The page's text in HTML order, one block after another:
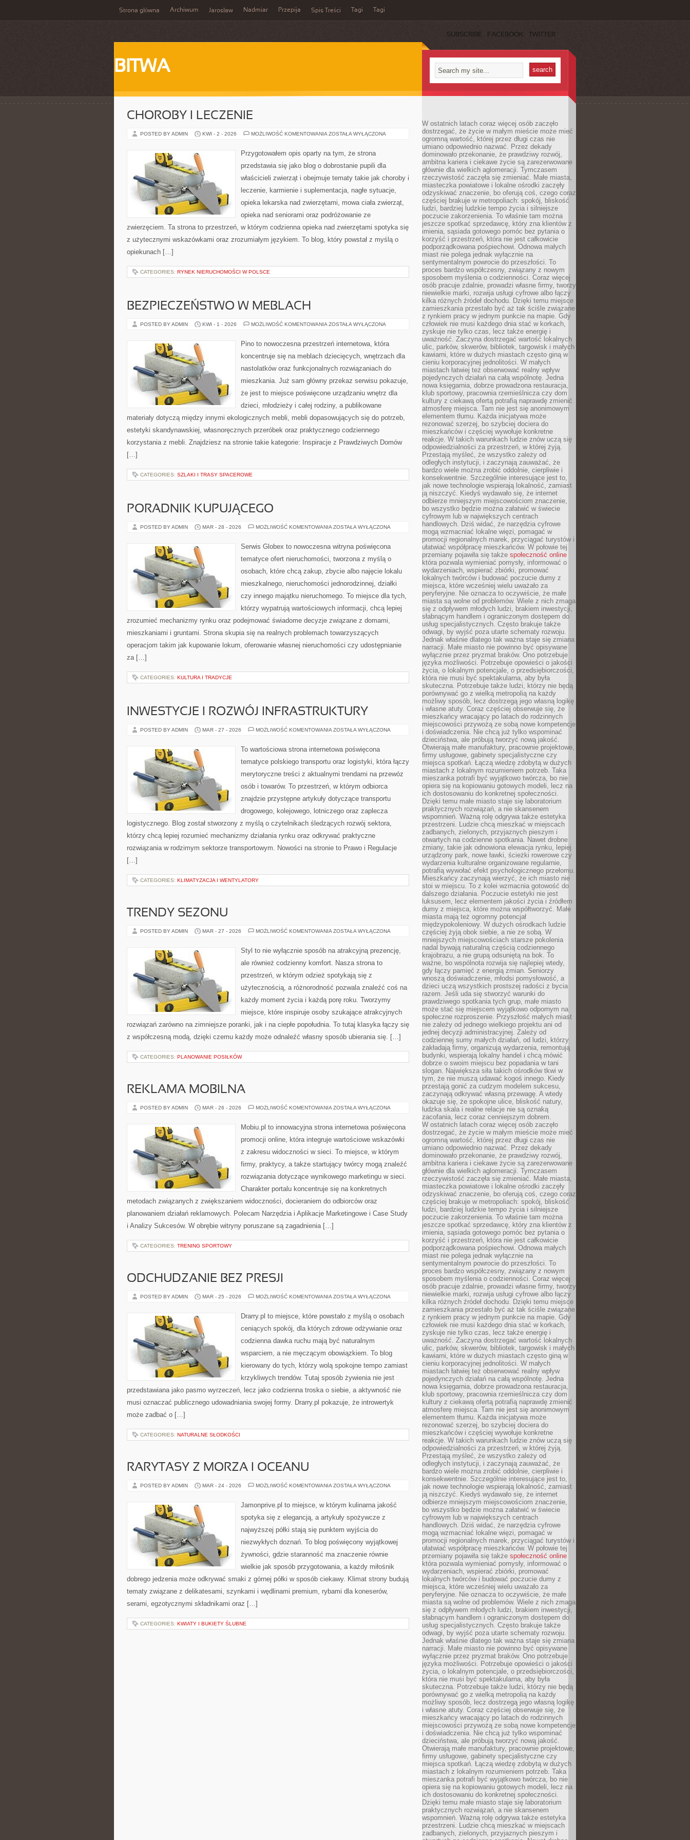
Strona główna Archiwum Jarosław Nadmiar Przepija Spis Treści Tagi Tagi
SUBSCRIBE FACEBOOK TWITTER
BITWA
CHOROBY I LECZENIE
POSTED BY ADMIN KWI - 2 - 2026 MOŻLIWOŚĆ KOMENTOWANIA CHOROBY
ZOSTAŁA WYŁĄCZONA
Przygotowałem opis oparty na tym, że strona
przedstawia się jako blog o dobrostanie pupili dla
właścicieli zwierząt i obejmuje tematy takie jak choroby i
leczenie, karmienie i suplementacja, nagłe sytuacje,
opieka lekarska nad zwierzętami, mowa ciała zwierząt,
opieka nad seniorami oraz podróżowanie ze
zwierzęciem. Ta strona to przestrzeń, w którym codzienna opieka nad zwierzętami spotyka się
z użytecznymi wskazówkami oraz zrozumiałym językiem. To blog, który powstał z myślą o
opiekunach […]
CATEGORIES: RYNEK NIERUCHOMOŚCI W POLSCE
BEZPIECZEŃSTWO W MEBLACH
POSTED BY ADMIN KWI - 1 - 2026 MOŻLIWOŚĆ KOMENTOWANIA BEZPIECZEŃSTWO
ZOSTAŁA WYŁĄCZONA
Pino to nowoczesna przestrzeń internetowa, która
koncentruje się na meblach dziecięcych, wnętrzach dla
nastolatków oraz funkcjonalnych rozwiązaniach do
mieszkania. Już sam główny przekaz serwisu pokazuje,
że jest to miejsce poświęcone urządzaniu wnętrz dla
dzieci, młodzieży i całej rodziny, a publikowane
materiały dotyczą między innymi ekologicznych mebli, mebli dopasowujących się do potrzeb,
estetyki skandynawskiej, własnoręcznych przeróbek oraz praktycznego codziennego
korzystania z mebli. Znajdziesz na stronie takie kategorie: Inspiracje z Prawdziwych Domów
[…]
CATEGORIES: SZLAKI I TRASY SPACEROWE
PORADNIK KUPUJĄCEGO
POSTED BY ADMIN MAR - 28 - 2026 MOŻLIWOŚĆ KOMENTOWANIA PORADNIK
ZOSTAŁA WYŁĄCZONA
Serwis Globex to nowoczesna witryna poświęcona
tematyce ofert nieruchomości, tworzona z myślą o
osobach, które chcą zakup, zbycie albo najęcie lokalu
mieszkalnego, nieruchomości jednorodzinnej, działki
czy innego majątku nieruchomego. To miejsce dla tych,
którzy wypatrują wartościowych informacji, chcą lepiej
zrozumieć mechanizmy rynku oraz podejmować świadome decyzje związane z domami,
mieszkaniami i gruntami. Strona skupia się na realnych problemach towarzyszących
operacjom takim jak kupowanie lokum, oferowanie własnej nieruchomości czy udostępnianie
za […]
CATEGORIES: KULTURA I TRADYCJE
INWESTYCJE I ROZWÓJ INFRASTRUKTURY
POSTED BY ADMIN MAR - 27 - 2026 MOŻLIWOŚĆ KOMENTOWANIA INWESTYCJE
INFRASTRUKTURY
ZOSTAŁA WYŁĄCZONA
To wartościowa strona internetowa poświęcona
tematyce polskiego transportu oraz logistyki, która łączy
merytoryczne treści z aktualnymi trendami na przewóz
osób i towarów. To przestrzeń, w którym odbiorca
znajdzie przystępne artykuły dotyczące transportu
drogowego, kolejowego, lotniczego oraz zaplecza
logistycznego. Blog został stworzony z myślą o czytelnikach śledzących rozwój sektora,
którzy chcą lepiej rozumieć mechanizmy działania rynku oraz odkrywać praktyczne
rozwiązania w rodzimym sektorze transportowym. Nowości na stronie to Prawo i Regulacje
[…]
CATEGORIES: KLIMATYZACJA I WENTYLATORY
TRENDY SEZONU
POSTED BY ADMIN MAR - 27 - 2026 MOŻLIWOŚĆ KOMENTOWANIA TRENDY
ZOSTAŁA WYŁĄCZONA
Styl to nie wyłącznie sposób na atrakcyjną prezencję,
ale również codzienny komfort. Nasza strona to
przestrzeń, w którym odzież spotykają się z
użytecznością, a różnorodność pozwala znaleźć coś na
każdy moment życia i każdą porę roku. Tworzymy
miejsce, które inspiruje osoby szukające atrakcyjnych
rozwiązań zarówno na zimniejsze poranki, jak i na ciepłe popołudnia. To tutaj klasyka łączy się
z współczesną modą, dzięki czemu każdy może odnaleźć własny sposób ubierania się. […]
CATEGORIES: PLANOWANIE POSIŁKÓW
REKLAMA MOBILNA
POSTED BY ADMIN MAR - 26 - 2026 MOŻLIWOŚĆ KOMENTOWANIA REKLAMA
ZOSTAŁA WYŁĄCZONA
Mobiu.pl to innowacyjna strona internetowa poświęcona
promocji online, która integruje wartościowe wskazówki
z zakresu widoczności w sieci. To miejsce, w którym
firmy, praktycy, a także startujący twórcy mogą znaleźć
rozwiązania dotyczące wynikowego marketingu w sieci.
Charakter portalu koncentruje się na konkretnych
metodach związanych z zwiększaniem widoczności, docieraniem do odbiorców oraz
planowaniem działań reklamowych. Polecam Narzędzia i Aplikacje Marketingowe i Case Study
i Analizy Sukcesów. W obrębie witryny poruszane są zagadnienia […]
CATEGORIES: TRENING SPORTOWY
ODCHUDZANIE BEZ PRESJI
POSTED BY ADMIN MAR - 25 - 2026 MOŻLIWOŚĆ KOMENTOWANIA ODCHUDZANIE
ZOSTAŁA WYŁĄCZONA
Drarry.pl to miejsce, które powstało z myślą o osobach
ceniących spokój, dla których zdrowe odżywianie oraz
codzienna dawka ruchu mają być naturalnym
wsparciem, a nie męczącym obowiązkiem. To blog
kierowany do tych, którzy wolą spokojne tempo zamiast
krzykliwych trendów. Tutaj sposób żywienia nie jest
przedstawiana jako pasmo wyrzeczeń, lecz jako codzienna troska o siebie, a aktywność nie
musi oznaczać publicznego udowadniania swojej formy. Drarry.pl pokazuje, że introwertyk
może zadbać o […]
CATEGORIES: NATURALNE SŁODKOŚCI
RARYTASY Z MORZA I OCEANU
POSTED BY ADMIN MAR - 24 - 2026 MOŻLIWOŚĆ KOMENTOWANIA RARYTASY
I
OCEANU
ZOSTAŁA WYŁĄCZONA
Jamonprive.pl to miejsce, w którym kulinarna jakość
spotyka się z elegancją, a artykuły spożywcze z
najwyższej półki stają się punktem wyjścia do
niezwykłych doznań. To blog poświęcony wyjątkowej
żywności, gdzie staranność ma znaczenie równie
wielkie jak sposób przygotowania, a każdy miłośnik
dobrego jedzenia może odkrywać smaki z górnej półki w sposób ciekawy. Klimat strony budują
tematy związane z delikatesami, szynkami i wędlinami premium, rybami dla koneserów,
serami, egzotycznymi składnikami oraz […]
CATEGORIES: KWIATY I BUKIETY ŚLUBNE
W ostatnich latach coraz więcej osób zaczęło
dostrzegać, że życie w małym mieście może mieć
ogromną wartość, której przez długi czas nie
umiano odpowiednio nazwać. Przez dekady
dominowało przekonanie, że prawdziwy rozwój,
ambitna kariera i ciekawe życie są zarezerwowane
głównie dla wielkich aglomeracji. Tymczasem
rzeczywistość zaczęła się zmieniać. Małe miasta,
miasteczka powiatowe i lokalne ośrodki zaczęły
odzyskiwać znaczenie, bo oferują coś, czego coraz
częściej brakuje w metropoliach: spokój, bliskość
ludzi, bardziej ludzkie tempo życia i silniejsze
poczucie zakorzenienia. To właśnie tam można
jeszcze spotkać sprzedawcę, który zna klientów z
imienia, sąsiada gotowego pomóc bez pytania o
korzyść i przestrzeń, która nie jest całkowicie
podporządkowana pośpiechowi. Odnowa małych
miast nie polega jednak wyłącznie na
sentymentalnym powrocie do przeszłości. To
proces bardzo współczesny, związany z nowym
sposobem myślenia o codzienności. Coraz więcej
osób pracuje zdalnie, prowadzi własne firmy, tworzy
niewielkie marki, rozwija usługi cyfrowe albo łączy
kilka różnych źródeł dochodu. Dzięki temu miejsce
zamieszkania przestało być aż tak ściśle związane
z rynkiem pracy w jednym punkcie na mapie. Gdy
człowiek nie musi każdego dnia stać w korkach,
zyskuje nie tylko czas, lecz także energię i
uważność. Zaczyna dostrzegać wartość lokalnych
ulic, parków, skwerów, bibliotek, targowisk i małych
kawiarni, które w dużych miastach często giną w
cieniu korporacyjnej jednolitości. W małych
miastach łatwiej też obserwować realny wpływ
pojedynczych działań na całą wspólnotę. Jedna
nowa księgarnia, dobrze prowadzona restauracja,
klub sportowy, pracownia rzemieślnicza czy dom
kultury z ciekawą ofertą potrafią naprawdę zmienić
atmosferę miejsca. Tam nie jest się anonimowym
elementem tłumu. Każda inicjatywa może
rezonować szerzej, bo szybciej dociera do
mieszkańców i częściej wywołuje konkretne
reakcje. W takich warunkach ludzie znów uczą się
odpowiedzialności za przestrzeń, w której żyją.
Przestają myśleć, że wszystko zależy od
odległych instytucji, i zaczynają zauważać, że
bardzo wiele można zrobić oddolnie, cierpliwie i
konsekwentnie. Szczególnie interesujące jest to,
jak nowe technologie wspierają lokalność, zamiast
ją niszczyć. Kiedyś wydawało się, że internet
odbierze mniejszym miejscowościom znaczenie,
bo wszystko będzie można załatwić w świecie
cyfrowym lub w największych centrach
handlowych. Dziś widać, że narzędzia cyfrowe
mogą wzmacniać lokalne więzi, pomagać w
promocji regionalnych marek, przyciągać turystów i
ułatwiać współpracę mieszkańców. W połowie tej
przemiany pojawiła się także społeczność online
która pozwala wymieniać pomysły, informować o
wydarzeniach, wspierać zbiórki, promować
lokalnych twórców i budować poczucie dumy z
miejsca, które wcześniej wielu uważało za
peryferyjne. Nie oznacza to oczywiście, że małe
miasta są wolne od problemów. Wiele z nich zmaga
się z odpływem młodych ludzi, brakiem inwestycji,
słabnącym handlem i ograniczonym dostępem do
usług specjalistycznych. Często brakuje także
odwagi, by wyjść poza utarte schematy rozwoju.
Jednak właśnie dlatego tak ważna staje się zmiana
narracji. Małe miasto nie powinno być opisywane
wyłącznie przez pryzmat braków. Ono potrzebuje
języka możliwości. Potrzebuje opowieści o jakości
życia, o lokalnym potencjale, o przedsiębiorczości,
która nie musi być spektakularna, aby była
skuteczna. Potrzebuje także ludzi, którzy nie będą
porównywać go z wielką metropolią na każdy
możliwy sposób, lecz dostrzegą jego własną logikę
i własne atuty. Coraz częściej obserwuje się, że
mieszkańcy wracający po latach do rodzinnych
miejscowości przywożą ze sobą nowe kompetencje
i doświadczenia. Nie chcą już tylko wspominać
dzieciństwa, ale próbują tworzyć nową jakość.
Otwierają małe manufaktury, pracownie projektowe,
firmy usługowe, gabinety specjalistyczne czy
miejsca spotkań. Łączą wiedzę zdobytą w dużych
miastach z lokalnym rozumieniem potrzeb. Taka
mieszanka potrafi być wyjątkowo twórcza, bo nie
opiera się na kopiowaniu gotowych modeli, lecz na
ich dostosowaniu do konkretnej społeczności.
Dzięki temu małe miasto staje się laboratorium
praktycznych rozwiązań, a nie skansenem
wspomnień. Ważną rolę odgrywa także estetyka
przestrzeni. Ludzie chcą mieszkać w miejscach
zadbanych, zielonych, przyjaznych pieszym i
otwartych na codzienne spotkania. Nawet drobne
zmiany, takie jak odnowiona elewacja rynku, lepiej
urządzony park, nowe ławki, ścieżki rowerowe czy
wydarzenia kulturalne organizowane regularnie,
potrafią wywołać efekt psychologicznego przełomu.
Mieszkańcy zaczynają wierzyć, że ich miasto nie
stoi w miejscu. To z kolei wzmacnia gotowość do
dalszego działania. Poczucie estetyki nie jest
luksusem, lecz elementem jakości życia i źródłem
dumy z miejsca, które można współtworzyć. Małe
miasta mają też ogromny potencjał
międzypokoleniowy. W dużych ośrodkach ludzie
częściej żyją obok siebie, a nie ze sobą. W
mniejszych miejscowościach starsze pokolenia
nadal bywają naturalną częścią codziennego
krajobrazu, a nie grupą odsuniętą na bok. To
ważne, bo wspólnota rozwija się najlepiej wtedy,
gdy łączy pamięć z energią zmian. Seniorzy
wnoszą doświadczenie, młodsi pomysłowość, a
dzieci uczą wszystkich prostszej radości z bycia
razem. Jeśli uda się stworzyć warunki do
prawdziwego spotkania tych grup, małe miasto
może stać się miejscem wyjątkowo odpornym na
społeczne rozproszenie. Przyszłość małych miast
nie zależy od jednego wielkiego projektu ani od
jednej decyzji administracyjnej. Zależy od
codziennej sumy małych działań, od ludzi, którzy
zakładają firmy, organizują wydarzenia, remontują
budynki, wspierają lokalny handel i chcą mówić
dobrze o swoim miejscu bez popadania w tani
slogan. Największa siła takich ośrodków tkwi w
tym, że nie muszą udawać kogoś innego. Kiedy
przestają gonić za cudzym modelem sukcesu,
zaczynają odkrywać własną przewagę. A wtedy
okazuje się, że spokojne ulice, bliskość natury,
ludzka skala i realne relacje nie są oznaką
zacofania, lecz coraz cenniejszym dobrem.
W ostatnich latach coraz więcej osób zaczęło
dostrzegać, że życie w małym mieście może mieć
ogromną wartość, której przez długi czas nie
umiano odpowiednio nazwać. Przez dekady
dominowało przekonanie, że prawdziwy rozwój,
ambitna kariera i ciekawe życie są zarezerwowane
głównie dla wielkich aglomeracji. Tymczasem
rzeczywistość zaczęła się zmieniać. Małe miasta,
miasteczka powiatowe i lokalne ośrodki zaczęły
odzyskiwać znaczenie, bo oferują coś, czego coraz
częściej brakuje w metropoliach: spokój, bliskość
ludzi, bardziej ludzkie tempo życia i silniejsze
poczucie zakorzenienia. To właśnie tam można
jeszcze spotkać sprzedawcę, który zna klientów z
imienia, sąsiada gotowego pomóc bez pytania o
korzyść i przestrzeń, która nie jest całkowicie
podporządkowana pośpiechowi. Odnowa małych
miast nie polega jednak wyłącznie na
sentymentalnym powrocie do przeszłości. To
proces bardzo współczesny, związany z nowym
sposobem myślenia o codzienności. Coraz więcej
osób pracuje zdalnie, prowadzi własne firmy, tworzy
niewielkie marki, rozwija usługi cyfrowe albo łączy
kilka różnych źródeł dochodu. Dzięki temu miejsce
zamieszkania przestało być aż tak ściśle związane
z rynkiem pracy w jednym punkcie na mapie. Gdy
człowiek nie musi każdego dnia stać w korkach,
zyskuje nie tylko czas, lecz także energię i
uważność. Zaczyna dostrzegać wartość lokalnych
ulic, parków, skwerów, bibliotek, targowisk i małych
kawiarni, które w dużych miastach często giną w
cieniu korporacyjnej jednolitości. W małych
miastach łatwiej też obserwować realny wpływ
pojedynczych działań na całą wspólnotę. Jedna
nowa księgarnia, dobrze prowadzona restauracja,
klub sportowy, pracownia rzemieślnicza czy dom
kultury z ciekawą ofertą potrafią naprawdę zmienić
atmosferę miejsca. Tam nie jest się anonimowym
elementem tłumu. Każda inicjatywa może
rezonować szerzej, bo szybciej dociera do
mieszkańców i częściej wywołuje konkretne
reakcje. W takich warunkach ludzie znów uczą się
odpowiedzialności za przestrzeń, w której żyją.
Przestają myśleć, że wszystko zależy od
odległych instytucji, i zaczynają zauważać, że
bardzo wiele można zrobić oddolnie, cierpliwie i
konsekwentnie. Szczególnie interesujące jest to,
jak nowe technologie wspierają lokalność, zamiast
ją niszczyć. Kiedyś wydawało się, że internet
odbierze mniejszym miejscowościom znaczenie,
bo wszystko będzie można załatwić w świecie
cyfrowym lub w największych centrach
handlowych. Dziś widać, że narzędzia cyfrowe
mogą wzmacniać lokalne więzi, pomagać w
promocji regionalnych marek, przyciągać turystów i
ułatwiać współpracę mieszkańców. W połowie tej
przemiany pojawiła się także społeczność online
która pozwala wymieniać pomysły, informować o
wydarzeniach, wspierać zbiórki, promować
lokalnych twórców i budować poczucie dumy z
miejsca, które wcześniej wielu uważało za
peryferyjne. Nie oznacza to oczywiście, że małe
miasta są wolne od problemów. Wiele z nich zmaga
się z odpływem młodych ludzi, brakiem inwestycji,
słabnącym handlem i ograniczonym dostępem do
usług specjalistycznych. Często brakuje także
odwagi, by wyjść poza utarte schematy rozwoju.
Jednak właśnie dlatego tak ważna staje się zmiana
narracji. Małe miasto nie powinno być opisywane
wyłącznie przez pryzmat braków. Ono potrzebuje
języka możliwości. Potrzebuje opowieści o jakości
życia, o lokalnym potencjale, o przedsiębiorczości,
która nie musi być spektakularna, aby była
skuteczna. Potrzebuje także ludzi, którzy nie będą
porównywać go z wielką metropolią na każdy
możliwy sposób, lecz dostrzegą jego własną logikę
i własne atuty. Coraz częściej obserwuje się, że
mieszkańcy wracający po latach do rodzinnych
miejscowości przywożą ze sobą nowe kompetencje
i doświadczenia. Nie chcą już tylko wspominać
dzieciństwa, ale próbują tworzyć nową jakość.
Otwierają małe manufaktury, pracownie projektowe,
firmy usługowe, gabinety specjalistyczne czy
miejsca spotkań. Łączą wiedzę zdobytą w dużych
miastach z lokalnym rozumieniem potrzeb. Taka
mieszanka potrafi być wyjątkowo twórcza, bo nie
opiera się na kopiowaniu gotowych modeli, lecz na
ich dostosowaniu do konkretnej społeczności.
Dzięki temu małe miasto staje się laboratorium
praktycznych rozwiązań, a nie skansenem
wspomnień. Ważną rolę odgrywa także estetyka
przestrzeni. Ludzie chcą mieszkać w miejscach
zadbanych, zielonych, przyjaznych pieszym i